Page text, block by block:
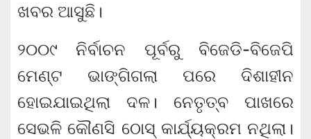
ଖବର ଆସୁଛି।
୨୦୦୯ ନିର୍ବାଚନ ପୂର୍ବରୁ ବିଜେଡି-ବିଜେପି
ମେଣ୍ଟ ଭାଙ୍ଗିଗଲା ପରେ ଦିଶାହୀନ
ହୋଇଯାଇଥିଲା ଦଳ। ନେତୃତ୍ବ ପାଖରେ
ସେଭଳି କୌଣସି ଠୋସ୍ କାର୍ଯ୍ୟକ୍ରମ ନଥିଲା।